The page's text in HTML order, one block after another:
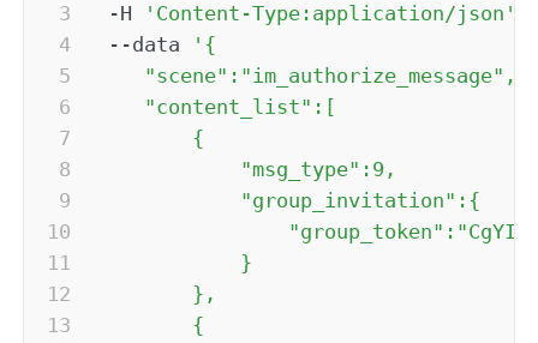
-H
'Content-Type:application/json'
--data
'{
    "scene":"im_authorize_message",
    "content_list":[
        {
            "msg_type":9,
            "group_invitation":{
            }
        },
        {